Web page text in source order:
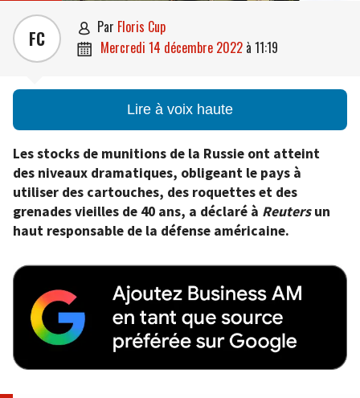
FC  par Floris Cup
 mercredi 14 décembre 2022 à 11:19
Lire à voix haute
Les stocks de munitions de la Russie ont atteint
des niveaux dramatiques, obligeant le pays à
utiliser des cartouches, des roquettes et des
grenades vieilles de 40 ans, a déclaré à Reutersun
haut responsable de la défense américaine.